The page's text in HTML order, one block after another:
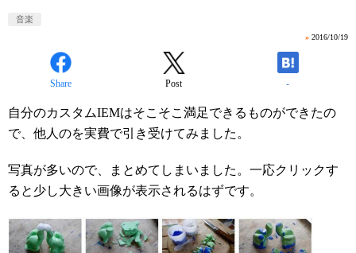
音楽
» 2016/10/19
Share Post -
自分のカスタムIEMはそこそこ満足できるものができたの
で、他人のを実費で引き受けてみました。
写真が多いので、まとめてしまいました。一応クリックす
ると少し大きい画像が表示されるはずです。